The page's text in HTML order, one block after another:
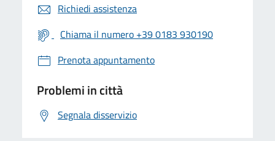
Richiedi assistenza
Chiama il numero +39 0183 930190
Prenota appuntamento
Problemi in città
Segnala disservizio